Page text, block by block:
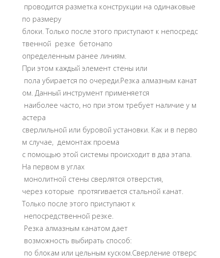
проводится разметка конструкции на одинаковые
по размеру
блоки. Только после этого приступают к непосредс
твенной резке бетонапо
определенным ранее линиям.
При этом каждый элемент стены или
пола убирается по очереди.Резка алмазным канат
ом. Данный инструмент применяется
наиболее часто, но при этом требует наличие у м
астера
сверлильной или буровой установки. Как и в перво
м случае, демонтаж проема
с помощью этой системы происходит в два этапа.
На первом в углах
монолитной стены сверлятся отверстия,
через которые протягивается стальной канат.
Только после этого приступают к
непосредственной резке.
Резка алмазным канатом дает
возможность выбирать способ:
по блокам или цельным куском.Сверление отверс